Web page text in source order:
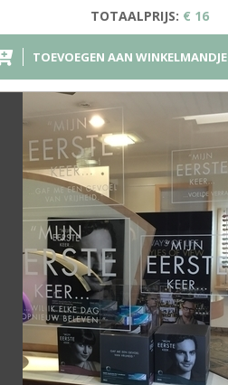
TOTAALPRIJS: € 16
TOEVOEGEN AAN WINKELMANDJE